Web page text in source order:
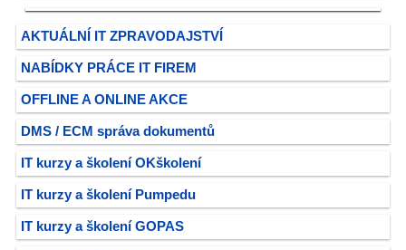
AKTUÁLNÍ IT ZPRAVODAJSTVÍ
NABÍDKY PRÁCE IT FIREM
OFFLINE A ONLINE AKCE
DMS / ECM správa dokumentů
IT kurzy a školení OKškolení
IT kurzy a školení Pumpedu
IT kurzy a školení GOPAS